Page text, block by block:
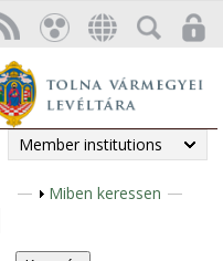
Member institutions
S
o
Miben keressen